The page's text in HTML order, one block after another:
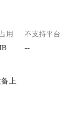
用 不支持平台
--
上